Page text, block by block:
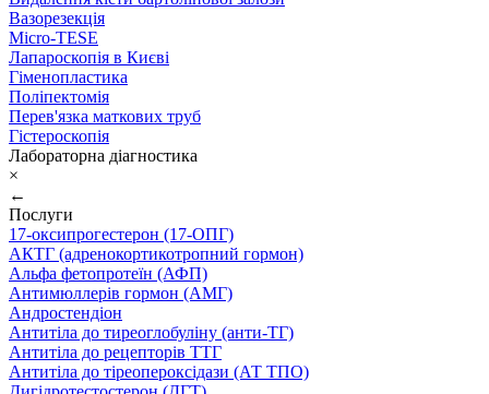
Вазорезекція
Micro-TESE
Лапароскопія в Києві
Гіменопластика
Поліпектомія
Перев'язка маткових труб
Гістероскопія
Лабораторна діагностика
×
←
Послуги
17-оксипрогестерон (17-ОПГ)
АКТГ (адренокортикотропний гормон)
Альфа фетопротеїн (АФП)
Антимюллерів гормон (АМГ)
Андростендіон
Антитіла до тиреоглобуліну (анти-ТГ)
Антитіла до рецепторів ТТГ
Антитіла до тіреопероксідази (АТ ТПО)